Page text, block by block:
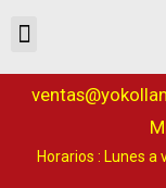
Horarios : Lunes